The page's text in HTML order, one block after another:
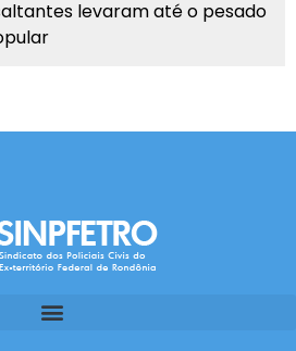
levaram até o pesado